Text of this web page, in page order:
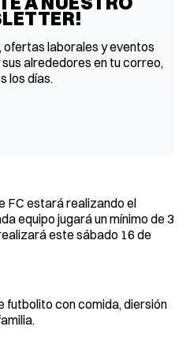
ofertas laborales y eventos
alrededores en tu correo,
los días.
FC estará realizando el
equipo jugará un mínimo de 3
este sábado 16 de
futbolito con comida, diersión